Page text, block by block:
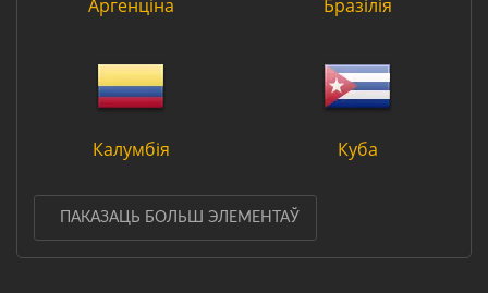
Аргенціна Бразілія
Калумбія Куба
ПАКАЗАЦЬ БОЛЬШ ЭЛЕМЕНТАЎ